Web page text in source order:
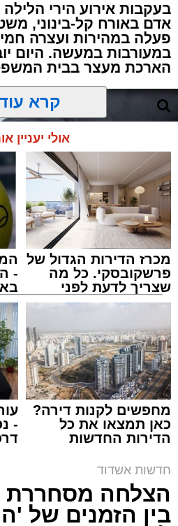
בעקבות אירוע הירי
אדם באורח קל-בינוני,
פעלה במהירות ועצרה
במעורבות במעשה. היום
הארכת מעצר בבית
ארכיון משטרה
מערכת האתר / 09:43 09.08.26
תגים:משטרה
פעילות מהירה וממוקדת
הובילה הלילה למעצרם של
קרא
אולי יעניין
מכרז הדירות הגדול של
פרשקובסקי. כל מה
שצריך לדעת לפני
שמגישים הצעה לדירה
-
מחפשים לקנות דירה?
כאן תמצאו את כל
הדירות החדשות
-
חדשות אשדוד
הצלחה מסחררת
בין הזמנים של